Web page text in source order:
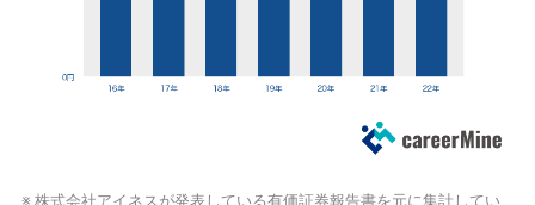
※ 株式会社アイネスが発表している有価証券報告書を元に集計してい